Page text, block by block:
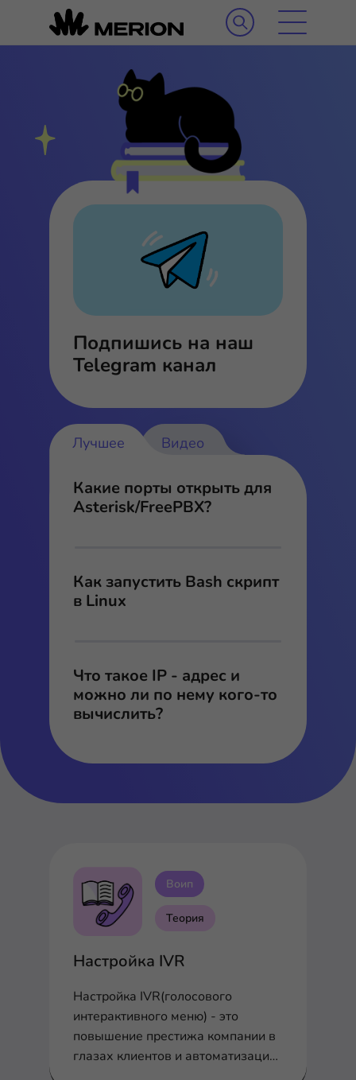
Подпишись на наш
Telegram канал
Лучшее Видео
Какие порты открыть для
Asterisk/FreePBX?
Как запустить Bash скрипт
в Linux
Что такое IP - адрес и
можно ли по нему кого-то
вычислить?
Воип
Теория
Настройка IVR
Настройка IVR(голосового
интерактивного меню) - это
повышение престижа компании в
глазах клиентов и автоматизация